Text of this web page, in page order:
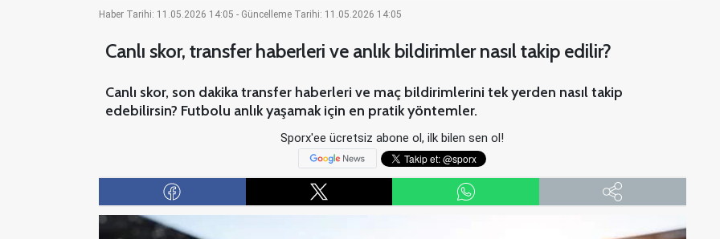
Haber Tarihi: 11.05.2026 14:05 - Güncelleme Tarihi: 11.05.2026 14:05
Canlı skor, transfer haberleri ve anlık bildirimler nasıl takip edilir?
Canlı skor, son dakika transfer haberleri ve maç bildirimlerini tek yerden nasıl takip
edebilirsin? Futbolu anlık yaşamak için en pratik yöntemler.
Sporx'ee ücretsiz abone ol, ilk bilen sen ol!